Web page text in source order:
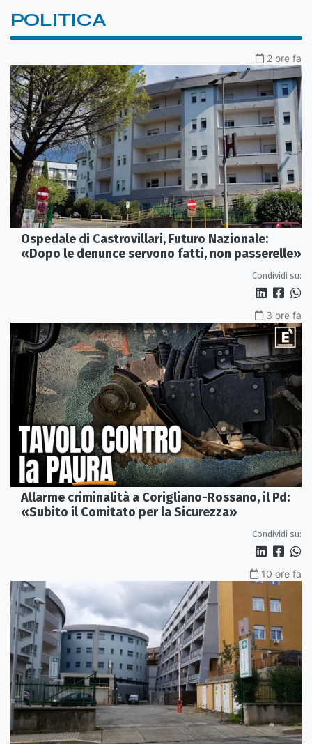
POLITICA
2 ore fa
Ospedale di Castrovillari, Futuro Nazionale:
«Dopo le denunce servono fatti, non passerelle»
Condividi su:
3 ore fa
Allarme criminalità a Corigliano-Rossano, il Pd:
«Subito il Comitato per la Sicurezza»
Condividi su:
10 ore fa